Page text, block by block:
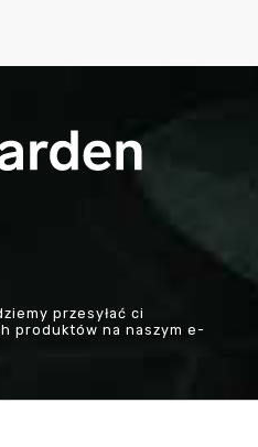
przesyłać ci
produktów na naszym e-